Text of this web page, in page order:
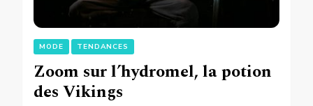
MODE TENDANCES
Zoom sur l’hydromel, la potion
des Vikings